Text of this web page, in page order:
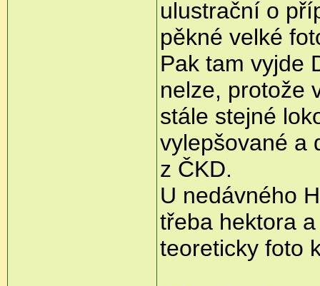
ulustrační o
pěkné velké
Pak tam vyjde
nelze, protože
stále stejné
vylepšované a
z ČKD.
U nedávného
třeba hektora
teoreticky foto